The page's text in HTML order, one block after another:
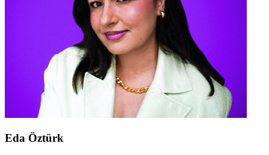
Eda Öztürk